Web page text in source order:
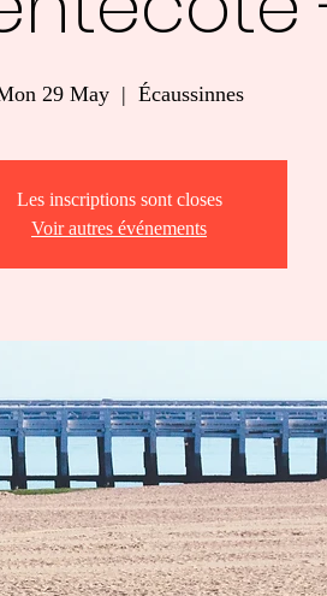
29 May
  |
Écaussinnes
Les inscriptions sont closes
Voir autres événements